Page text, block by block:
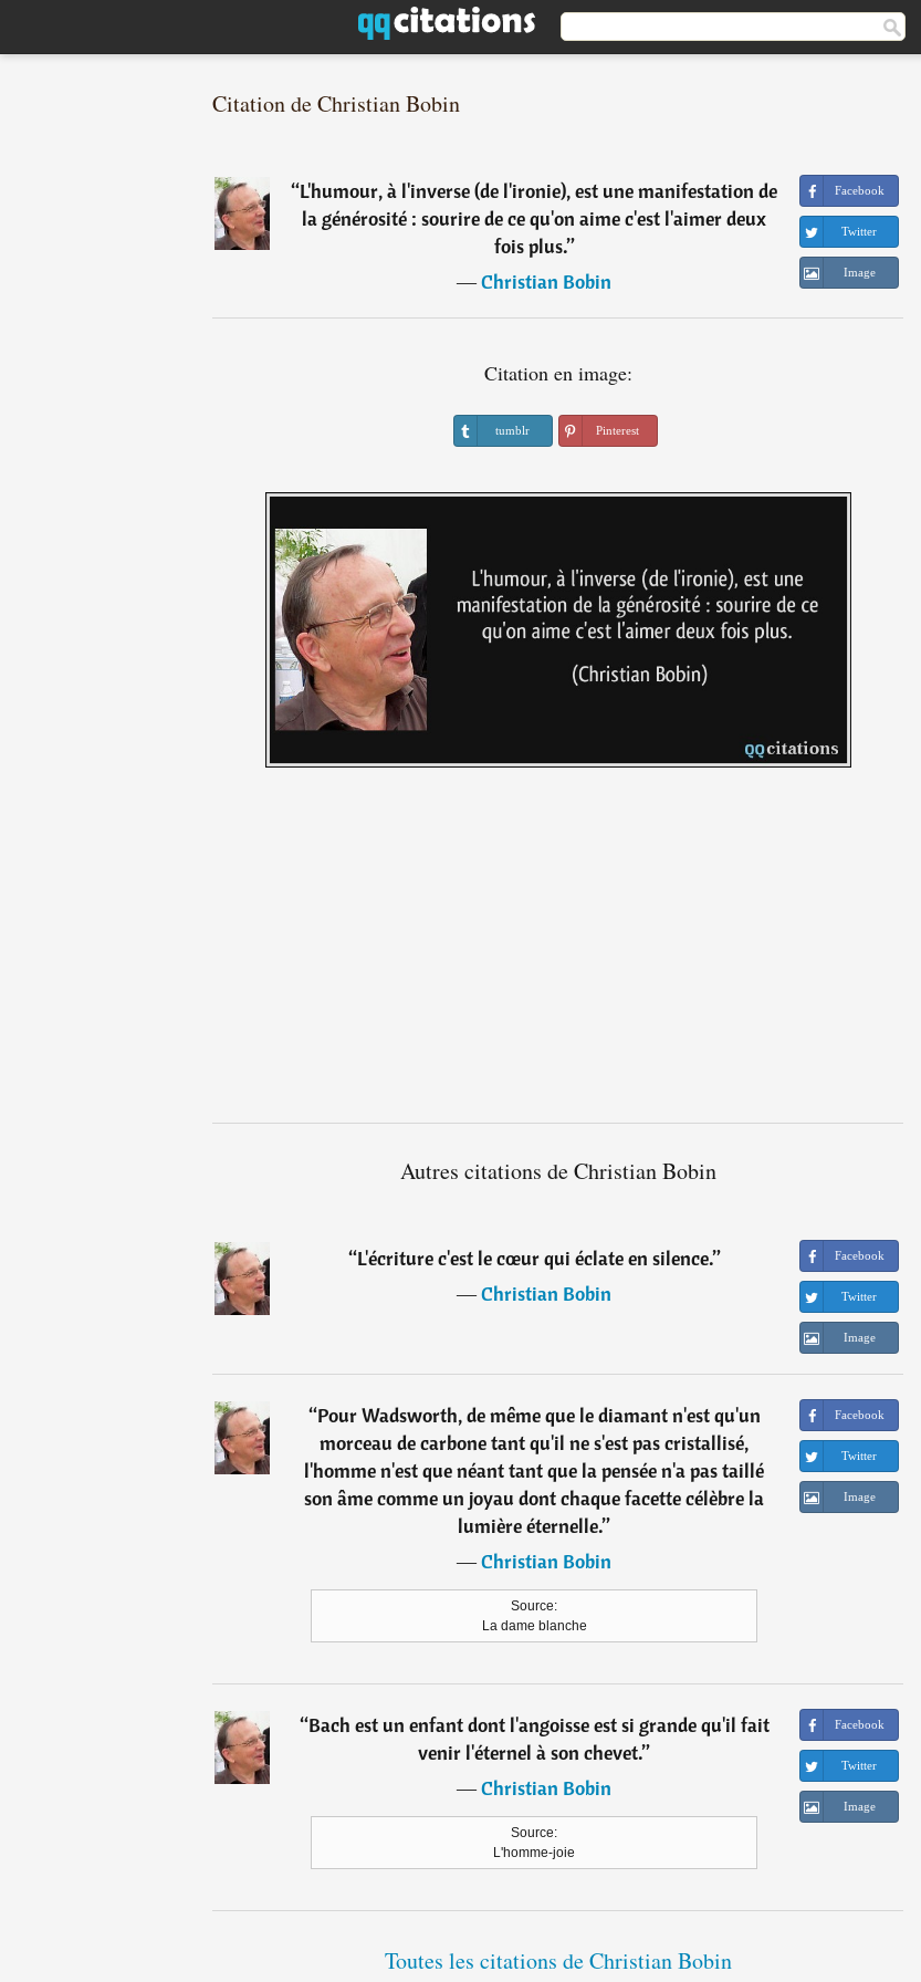
Citation de Christian Bobin
“L'humour, à l'inverse (de l'ironie), est une manifestation de
la générosité : sourire de ce qu'on aime c'est l'aimer deux
fois plus.”
―Christian Bobin
Facebook
Twitter
Image
Citation en image:
tumblr Pinterest
Autres citations de Christian Bobin
“L'écriture c'est le cœur qui éclate en silence.”
―Christian Bobin
Facebook
Twitter
Image
“Pour Wadsworth, de même que le diamant n'est qu'un
morceau de carbone tant qu'il ne s'est pas cristallisé,
l'homme n'est que néant tant que la pensée n'a pas taillé
son âme comme un joyau dont chaque facette célèbre la
lumière éternelle.”
―Christian Bobin
Source:
La dame blanche
Facebook
Twitter
Image
“Bach est un enfant dont l'angoisse est si grande qu'il fait
venir l'éternel à son chevet.”
―Christian Bobin
Source:
L'homme-joie
Facebook
Twitter
Image
Toutes les citations de Christian Bobin